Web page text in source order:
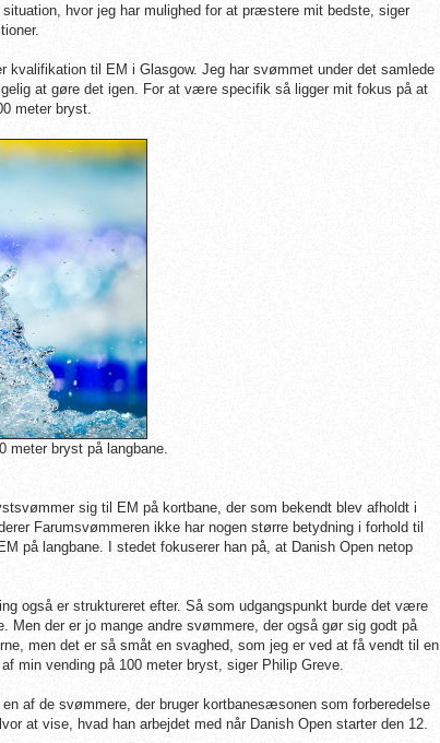
hvor jeg har mulighed for at præstere mit bedste, siger
kvalifikation til EM i Glasgow. Jeg har svømmet under det samlede
at gøre det igen. For at være specifik så ligger mit fokus på at
meter bryst.
meter bryst på langbane.
sig til EM på kortbane, der som bekendt blev afholdt i
Farumsvømmeren ikke har nogen større betydning i forhold til
på langbane. I stedet fokuserer han på, at Danish Open netop
også er struktureret efter. Så som udgangspunkt burde det være
Men der er jo mange andre svømmere, der også gør sig godt på
men det er så småt en svaghed, som jeg er ved at få vendt til en
min vending på 100 meter bryst, siger Philip Greve.
af de svømmere, der bruger kortbanesæsonen som forberedelse
at vise, hvad han arbejdet med når Danish Open starter den 12.